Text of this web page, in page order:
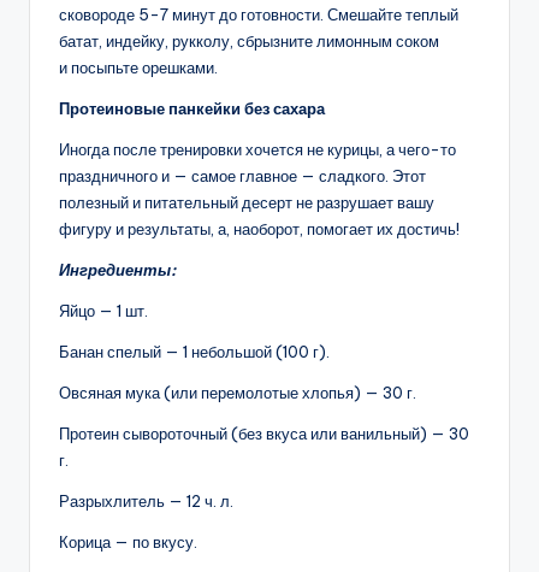
сковороде 5-7 минут до готовности. Смешайте теплый
батат, индейку, рукколу, сбрызните лимонным соком
и посыпьте орешками.
Протеиновые панкейки без сахара
Иногда после тренировки хочется не курицы, а чего-то
праздничного и — самое главное — сладкого. Этот
полезный и питательный десерт не разрушает вашу
фигуру и результаты, а, наоборот, помогает их достичь!
Ингредиенты:
Яйцо — 1 шт.
Банан спелый — 1 небольшой (100 г).
Овсяная мука (или перемолотые хлопья) — 30 г.
Протеин сывороточный (без вкуса или ванильный) — 30
г.
Разрыхлитель — 12 ч. л.
Корица — по вкусу.